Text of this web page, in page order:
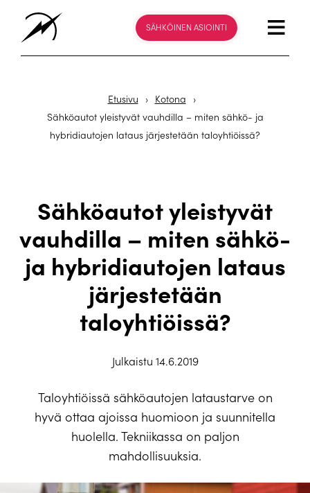
SÄHKÖINEN ASIOINTI
Etusivu › Kotona
›
Sähköautot yleistyvät vauhdilla – miten sähkö- ja
hybridiautojen lataus järjestetään taloyhtiöissä?
Sähköautot yleistyvät
vauhdilla – miten sähkö-
ja hybridiautojen lataus
järjestetään
taloyhtiöissä?
Julkaistu 14.6.2019
Taloyhtiöissä sähköautojen lataustarve on
hyvä ottaa ajoissa huomioon ja suunnitella
huolella. Tekniikassa on paljon
mahdollisuuksia.